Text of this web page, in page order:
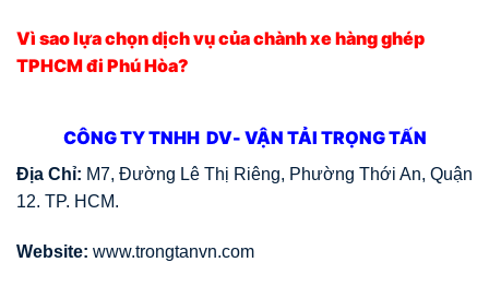
Vì sao lựa chọn dịch vụ của chành xe hàng ghép
TPHCM đi Phú Hòa?
CÔNG TY TNHH DV- VẬN TẢI TRỌNG TẤN
Địa Chỉ: M7, Đường Lê Thị Riêng, Phường Thới An, Quận
12. TP. HCM.
Website: www.trongtanvn.com